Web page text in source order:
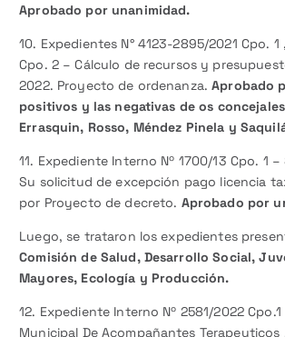
Aprobado por unanimidad.
10. Expedientes N° 4123-2895/2021 Cpo. 1
Cpo. 2 – Cálculo de recursos y
2022. Proyecto de ordenanza.Aprobado
positivos y las negativas de os
Errasquin, Rosso, Méndez Pinela y
11. Expediente Interno Nº 1700/13 Cpo. 1 –
Su solicitud de excepción pago licencia
por Proyecto de decreto. Aprobado por
Luego, se trataron los expedientes
Comisión de Salud, Desarrollo Social,
Mayores, Ecología y Producción.
12. Expediente Interno Nº 2581/2022
Municipal De Acompañantes